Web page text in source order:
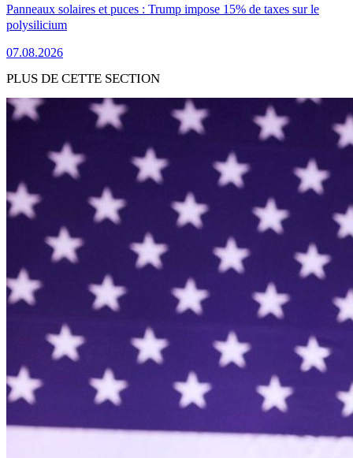
Panneaux solaires et puces : Trump impose 15% de taxes sur le
polysilicium
07.08.2026
PLUS DE CETTE SECTION